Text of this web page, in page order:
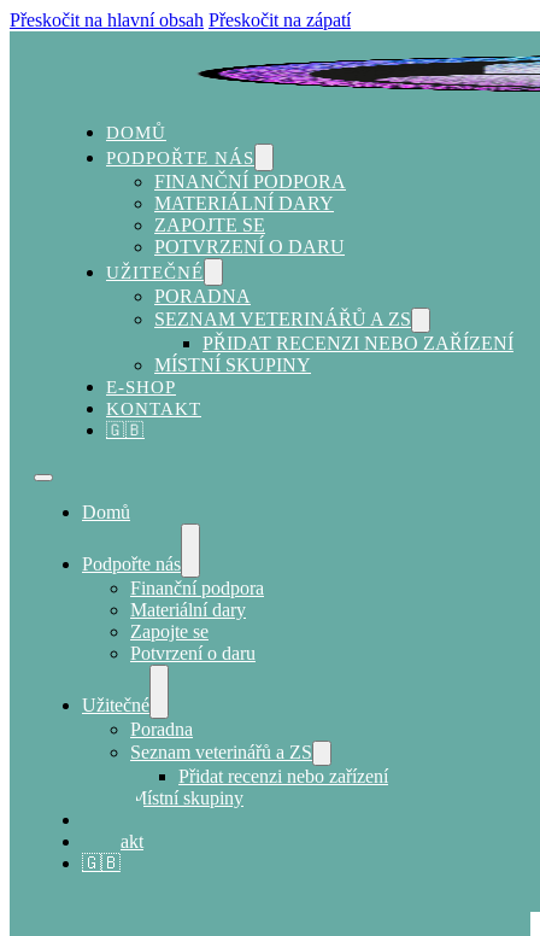
Přeskočit na hlavní obsah Přeskočit na zápatí
DOMŮ
PODPOŘTE NÁS
FINANČNÍ PODPORA
MATERIÁLNÍ DARY
ZAPOJTE SE
POTVRZENÍ O DARU
UŽITEČNÉ
PORADNA
SEZNAM VETERINÁŘŮ A ZS
PŘIDAT RECENZI NEBO ZAŘÍZENÍ
MÍSTNÍ SKUPINY
E-SHOP
KONTAKT
🇬🇧
Domů
Podpořte nás
Finanční podpora
Materiální dary
Zapojte se
Potvrzení o daru
Užitečné
Poradna
Seznam veterinářů a ZS
Přidat recenzi nebo zařízení
Místní skupiny
Kontakt
🇬🇧